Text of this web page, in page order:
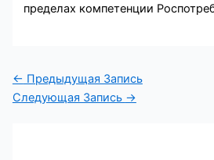
пределах компетенции
← Предыдущая Запись
Следующая Запись →